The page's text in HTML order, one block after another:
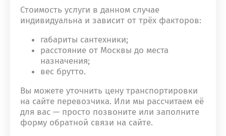
Стоимость услуги в данном случае
индивидуальна и зависит от трёх факторов:
габариты сантехники;
расстояние от Москвы до места
назначения;
вес брутто.
Вы можете уточнить цену транспортировки
на сайте перевозчика. Или мы рассчитаем её
для вас — просто позвоните или заполните
форму обратной связи на сайте.